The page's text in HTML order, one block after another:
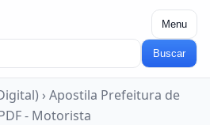
Menu
Buscar
› Apostila Prefeitura de
- Motorista